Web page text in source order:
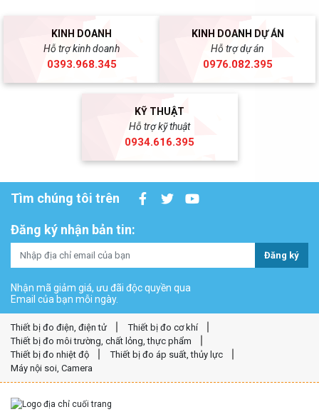
KINH DOANH
Hỗ trợ kinh doanh
0393.968.345
KINH DOANH DỰ ÁN
Hỗ trợ dự án
0976.082.395
KỸ THUẬT
Hỗ trợ kỹ thuật
0934.616.395
Tìm chúng tôi trên
Đăng ký nhận bản tin:
Đăng ký
Nhận mã giảm giá, ưu đãi độc quyền qua
Email của bạn mỗi ngày.
Thiết bị đo điện, điện tử
Thiết bị đo cơ khí
Thiết bị đo môi trường, chất lỏng, thực phẩm
Thiết bị đo nhiệt độ
Thiết bị đo áp suất, thủy lực
Máy nội soi, Camera